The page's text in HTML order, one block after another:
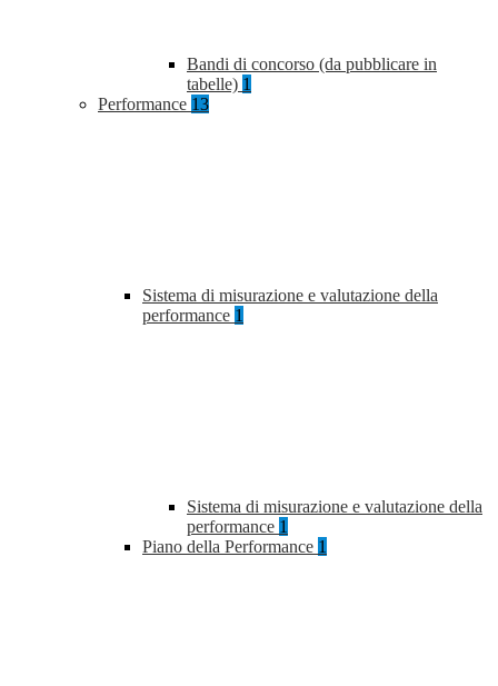
Bandi di concorso (da pubblicare in
tabelle) 1
Performance 13
Sistema di misurazione e valutazione della
performance 1
Sistema di misurazione e valutazione della
performance 1
Piano della Performance 1